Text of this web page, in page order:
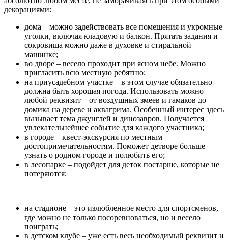
декорациями:
дома – можно задействовать все помещения и укромные
уголки, включая кладовую и балкон. Прятать задания и
сокровища можно даже в духовке и стиральной
машинке;
во дворе – весело проходит при ясном небе. Можно
пригласить всю местную ребятню;
на приусадебном участке – в этом случае обязательно
должна быть хорошая погода. Использовать можно
любой реквизит – от воздушных змеев и гамаков до
домика на дереве и аквагрима. Особенный интерес здесь
вызывает тема джунглей и динозавров. Получается
увлекательнейшее событие для каждого участника;
в городе – квест-экскурсия по местным
достопримечательностям. Поможет детворе больше
узнать о родном городе и полюбить его;
в лесопарке – подойдет для деток постарше, которые не
потеряются;
на стадионе – это излюбленное место для спортсменов,
где можно не только посоревноваться, но и весело
поиграть;
в детском клубе – уже есть весь необходимый реквизит и